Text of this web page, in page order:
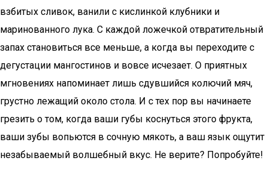
взбитых сливок, ванили с кислинкой клубники и
маринованного лука. С каждой ложечкой отвратительный
запах становиться все меньше, а когда вы переходите с
дегустации мангостинов и вовсе исчезает. О приятных
мгновениях напоминает лишь сдувшийся колючий мяч,
грустно лежащий около стола. И с тех пор вы начинаете
грезить о том, когда ваши губы коснуться этого фрукта,
ваши зубы вопьются в сочную мякоть, а ваш язык ощутит
незабываемый волшебный вкус. Не верите? Попробуйте!